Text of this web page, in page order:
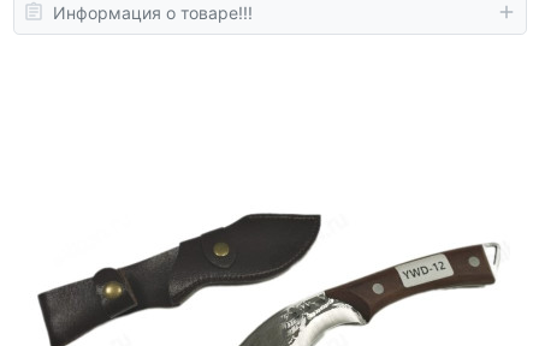
Информация о товаре!!!